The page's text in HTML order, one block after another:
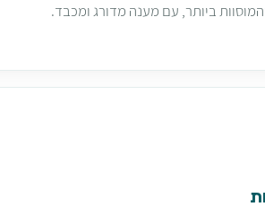
ביותר, עם מענה מדורג ומכבד.